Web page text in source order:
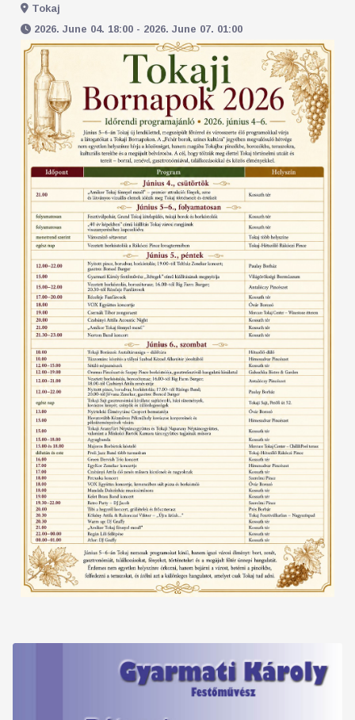
Tokaj
2026. June 04. 18:00 - 2026. June 07. 01:00